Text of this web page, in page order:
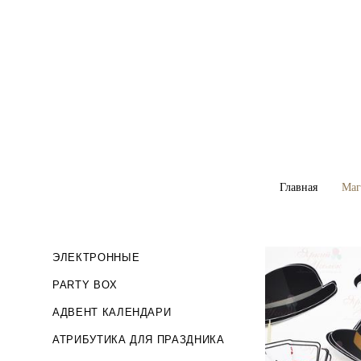
Главная
Главная
ЭЛЕКТРОННЫЕ
PARTY BOX
АДВЕНТ КАЛЕНДАРИ
АТРИБУТИКА ДЛЯ ПРАЗДНИКА Набор